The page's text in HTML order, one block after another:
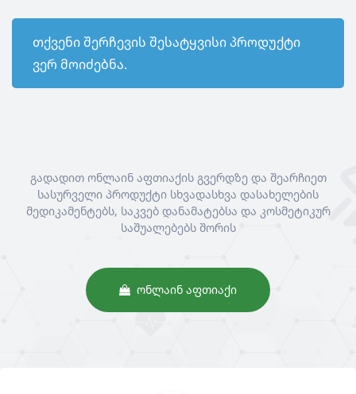
თქვენი შერჩევის შესატყვისი პროდუქტი
ვერ მოიძებნა.
გადადით ონლაინ აფთიაქის გვერდზე და შეარჩიეთ
სასურველი პროდუქტი სხვადასხვა დასახელების
მედიკამენტებს, საკვებ დანამატებსა და კოსმეტიკურ
საშუალებებს შორის
ᲝᲜᲚᲐᲘᲜ ᲐᲤᲗᲘᲐᲥᲘ